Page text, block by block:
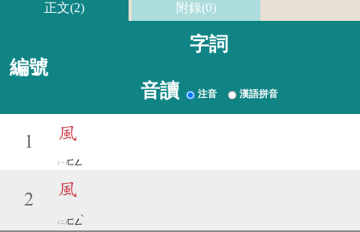
正文(2) 附錄(0)
編號
字詞
音讀 注音 漢語拼音
1 風
ㄈㄥ
2
風
ㄈㄥ
ˋ